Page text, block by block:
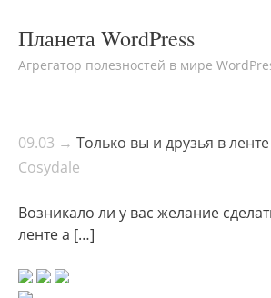
Планета WordPress
Агрегатор полезностей в мире
09.03 → Только вы и друзья в
Cosydale
Возникало ли у вас желание
ленте а […]